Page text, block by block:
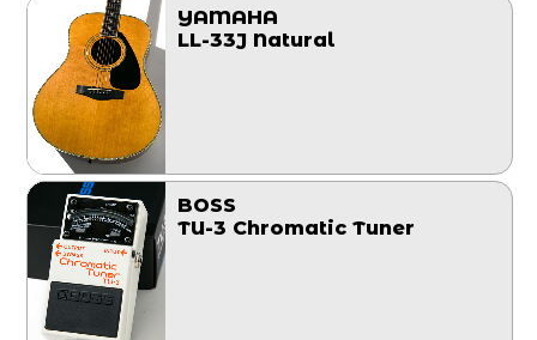
YAMAHA
LL-33J Natural
BOSS
TU-3 Chromatic Tuner